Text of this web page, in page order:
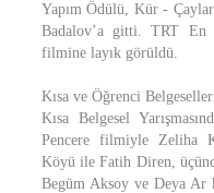
Yapım Ödülü, Kür -
Badalov’a gitti. TRT
filmine layık görüldü.
Kısa ve Öğrenci
Kısa Belgesel
Pencere filmiyle Zeliha
Köyü ile Fatih Diren,
Begüm Aksoy ve Deya Ar